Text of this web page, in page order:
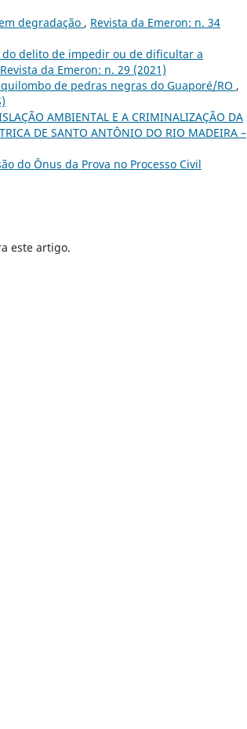
degradação , Revista da Emeron: n. 34
delito de impedir ou de dificultar a
Revista da Emeron: n. 29 (2021)
de pedras negras do Guaporé/RO ,
AMBIENTAL E A CRIMINALIZAÇÃO DA
DE SANTO ANTÔNIO DO RIO MADEIRA –
do Ônus da Prova no Processo Civil
este artigo.